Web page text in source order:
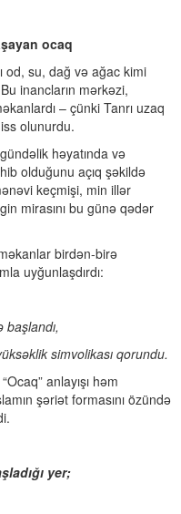
ocaq
od, su, dağ və ağac kimi
inancların mərkəzi,
– çünki Tanrı uzaq
olunurdu.
gündəlik həyatında və
olduğunu açıq şəkildə
keçmişi, min illər
mirasını bu günə qədər
birdən-birə
uyğunlaşdırdı:
simvolikası qorundu.
anlayışı həm
şəriət formasını özündə
yer;